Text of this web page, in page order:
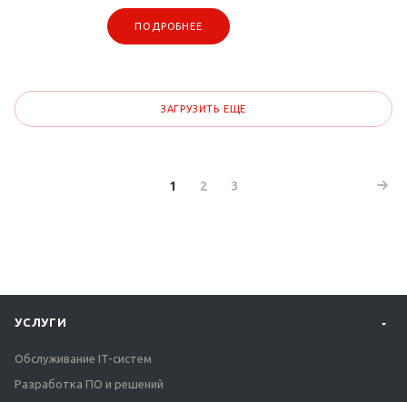
ПОДРОБНЕЕ
ЗАГРУЗИТЬ ЕЩЕ
1 2 3
УСЛУГИ
Обслуживание IT-систем
Разработка ПО и решений